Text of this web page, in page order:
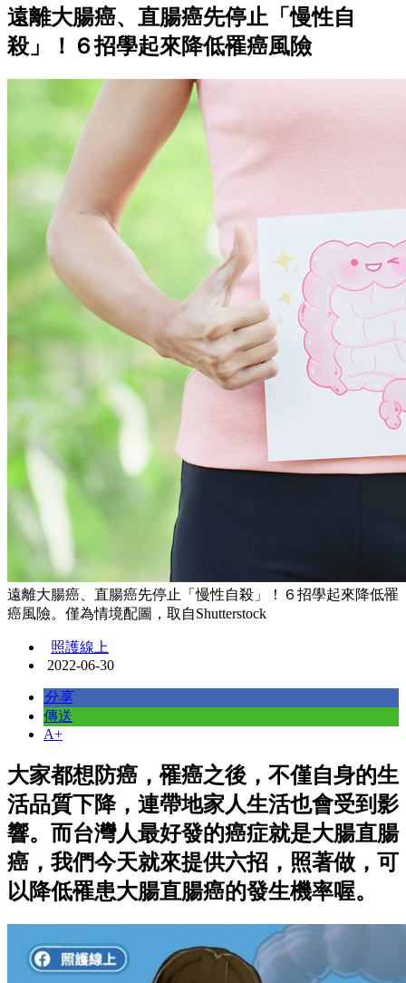
遠離大腸癌、直腸癌先停止「慢性自
殺」！６招學起來降低罹癌風險
遠離大腸癌、直腸癌先停止「慢性自殺」！６招學起來降低罹
癌風險。僅為情境配圖，取自Shutterstock
照護線上
2022-06-30
分享
傳送
A+
大家都想防癌，罹癌之後，不僅自身的生
活品質下降，連帶地家人生活也會受到影
響。而台灣人最好發的癌症就是大腸直腸
癌，我們今天就來提供六招，照著做，可
以降低罹患大腸直腸癌的發生機率喔。